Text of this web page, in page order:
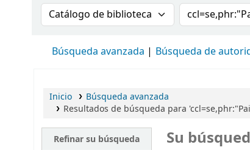
Buscar en el catálogo por:Buscar en
Búsqueda avanzada Búsqueda de
Inicio
Búsqueda avanzada
Resultados de búsqueda para
Refinar su búsqueda Su